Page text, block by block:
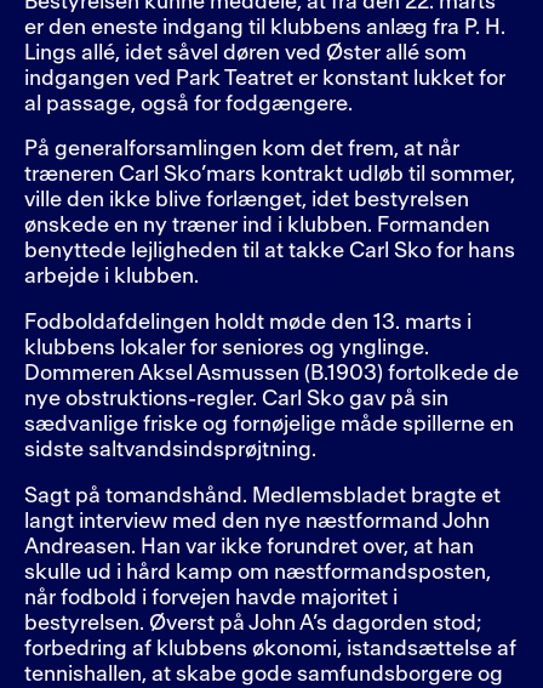
er den eneste indgang til klubbens anlæg fra P. H.
Lings allé, idet såvel døren ved Øster allé som
indgangen ved Park Teatret er konstant lukket for
al passage, også for fodgængere.
På generalforsamlingen kom det frem, at når
træneren Carl Sko’mars kontrakt udløb til sommer,
ville den ikke blive forlænget, idet bestyrelsen
ønskede en ny træner ind i klubben. Formanden
benyttede lejligheden til at takke Carl Sko for hans
arbejde i klubben.
Fodboldafdelingen holdt møde den 13. marts i
klubbens lokaler for seniores og ynglinge.
Dommeren Aksel Asmussen (B.1903) fortolkede de
nye obstruktions-regler. Carl Sko gav på sin
sædvanlige friske og fornøjelige måde spillerne en
sidste saltvandsindsprøjtning.
Sagt på tomandshånd. Medlemsbladet bragte et
langt interview med den nye næstformand John
Andreasen. Han var ikke forundret over, at han
skulle ud i hård kamp om næstformandsposten,
når fodbold i forvejen havde majoritet i
bestyrelsen. Øverst på John A’s dagorden stod;
forbedring af klubbens økonomi, istandsættelse af
tennishallen, at skabe gode samfundsborgere og